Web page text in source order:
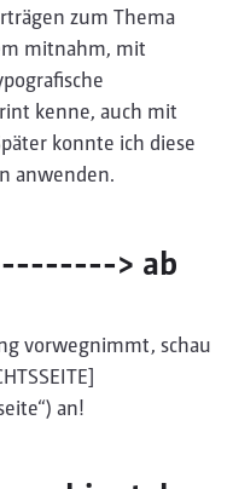
zum Thema
mitnahm, mit
kenne, auch mit
konnte ich diese
anwenden.
> ab
vorwegnimmt, schau
an!